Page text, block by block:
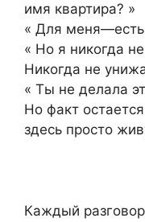
имя квартира? »
« Для меня—есть
« Но я никогда
Никогда не
« Ты не делала
Но факт
здесь просто
Каждый